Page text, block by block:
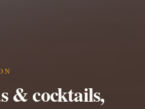
& cocktails,